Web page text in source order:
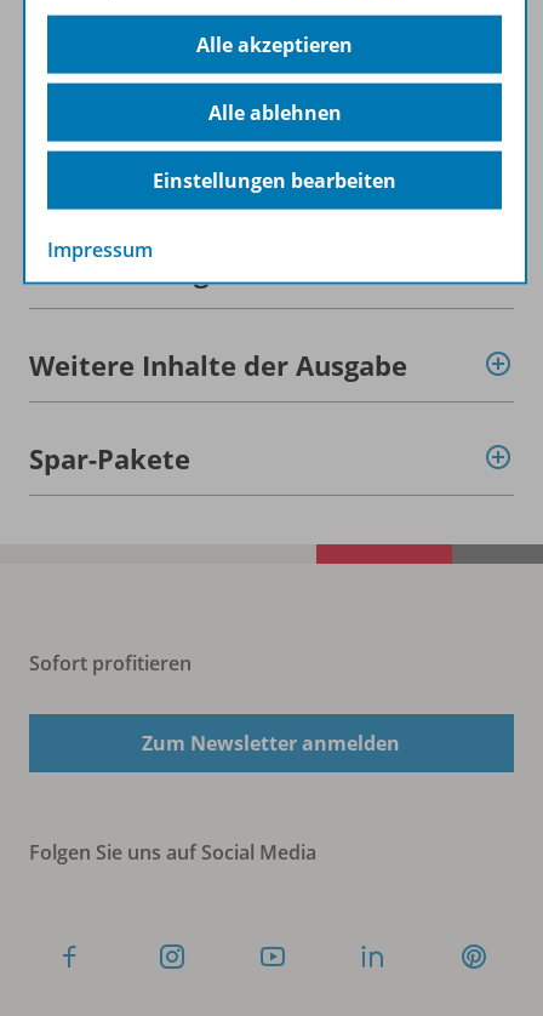
ZU DEN ABO-ANGEBOTEN
Informationen
Beschreibung
Weitere Inhalte der Ausgabe
Spar-Pakete
Sofort profitieren
Zum Newsletter anmelden
Folgen Sie uns auf Social Media
Alle akzeptieren
Alle ablehnen
Einstellungen bearbeiten
Impressum